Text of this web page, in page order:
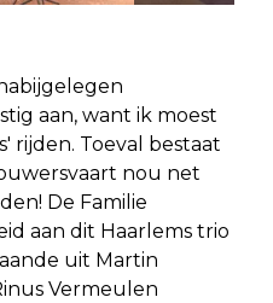
aan, want ik moest
rijden. Toeval bestaat
nou net
De Familie
aan dit Haarlems trio
uit Martin
Vermeulen